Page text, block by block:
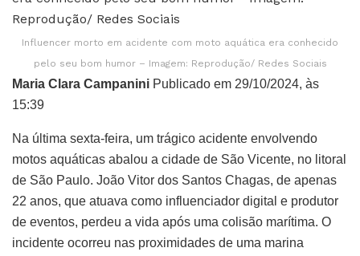
Influencer morto em acidente com moto aquática era conhecido
pelo seu bom humor – Imagem: Reprodução/ Redes Sociais
Maria Clara Campanini Publicado em 29/10/2024, às
15:39
Na última sexta-feira, um trágico acidente envolvendo
motos aquáticas abalou a cidade de São Vicente, no litoral
de São Paulo. João Vitor dos Santos Chagas, de apenas
22 anos, que atuava como influenciador digital e produtor
de eventos, perdeu a vida após uma colisão marítima. O
incidente ocorreu nas proximidades de uma marina